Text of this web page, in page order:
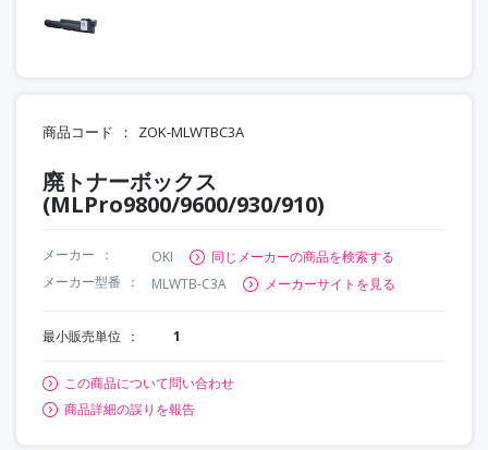
商品コード ZOK-MLWTBC3A
廃トナーボックス
(MLPro9800/9600/930/910)
メーカー OKI
同じメーカーの商品を検索する
メーカー型番
MLWTB-C3A メーカーサイトを見る
最小販売単位 1
この商品について問い合わせ
商品詳細の誤りを報告